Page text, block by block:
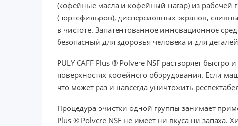
(кофейные масла и кофейный нагар) из рабочей
(портофильров), дисперсионных экранов,
в чистоте. Запатентованное инновационное
безопасный для здоровья человека и для
PULY CAFF Plus ® Polvere NSF растворяет
поверхностях кофейного оборудования. Если
что может раз и навсегда уничтожить
Процедура очистки одной группы занимает
Plus ® Polvere NSF не имеет ни вкуса ни запаха.